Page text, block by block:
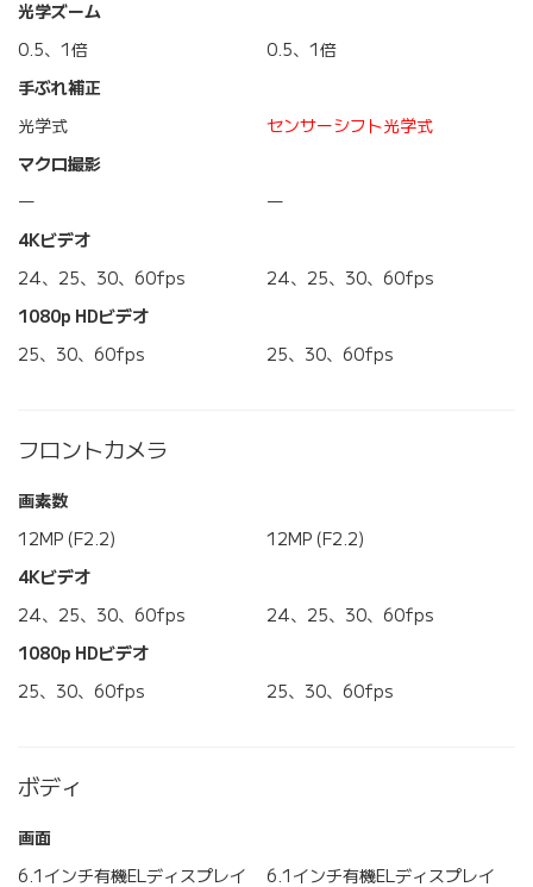
光学ズーム
0.5、1倍
0.5、1倍
手ぶれ補正
光学式
センサーシフト光学式
マクロ撮影
―
―
4Kビデオ
24、25、30、60fps
24、25、30、60fps
1080p HDビデオ
25、30、60fps
25、30、60fps
フロントカメラ
画素数
12MP (F2.2)
12MP (F2.2)
4Kビデオ
24、25、30、60fps
24、25、30、60fps
1080p HDビデオ
25、30、60fps
25、30、60fps
ボディ
画面
6.1インチ有機ELディスプレイ
6.1インチ有機ELディスプレイ